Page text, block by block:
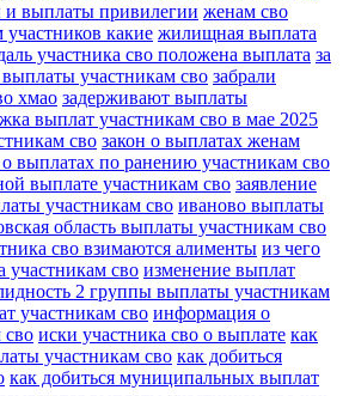
и выплаты привилегии женам сво
какие жилищная выплата
участника сво положена выплата за
выплаты участникам сво забрали
хмао задерживают выплаты
выплат участникам сво в мае 2025
сво закон о выплатах женам
о выплатах по ранению участникам сво
выплате участникам сво заявление
участникам сво иваново выплаты
область выплаты участникам сво
сво взимаются алименты из чего
участникам сво изменение выплат
2 группы выплаты участникам
участникам сво информация о
сво иски участника сво о выплате как
участникам сво как добиться
как добиться муниципальных выплат